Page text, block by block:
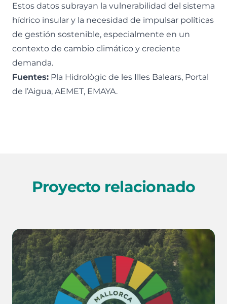
Estos datos subrayan la vulnerabilidad del sistema
hídrico insular y la necesidad de impulsar políticas
de gestión sostenible, especialmente en un
contexto de cambio climático y creciente
demanda.
Fuentes: Pla Hidrològic de les Illes Balears, Portal
de l’Aigua, AEMET, EMAYA.
Proyecto relacionado